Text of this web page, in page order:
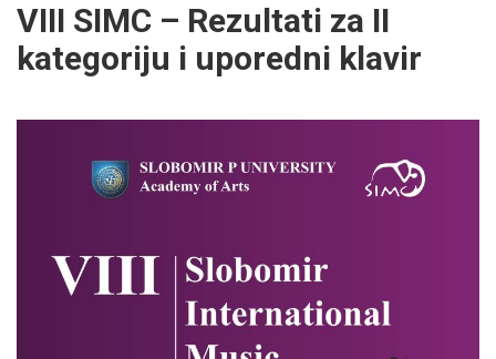
VIII SIMC – Rezultati za II
kategoriju i uporedni klavir